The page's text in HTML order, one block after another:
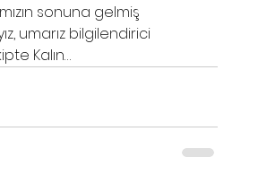
sonuna gelmiş
umarız bilgilendirici
Kalın…